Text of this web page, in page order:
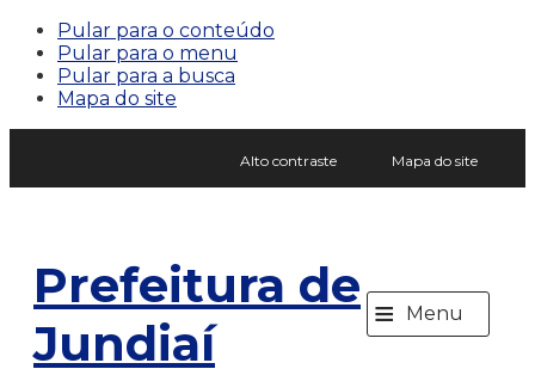
Pular para o conteúdo
Pular para o menu
Pular para a busca
Mapa do site
Alto contraste Mapa do site
Prefeitura de
Jundiaí
≡ Menu